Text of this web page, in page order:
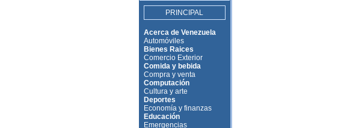
PRINCIPAL
Acerca de Venezuela
Automóviles
Bienes Raices
Comercio Exterior
Comida y bebida
Compra y venta
Computación
Cultura y arte
Deportes
Economía y finanzas
Educación
Emergencias